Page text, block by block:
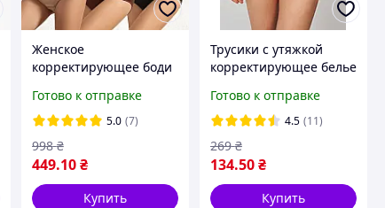
Женское
корректирующее боди
скульптурирующее на
тонких бретельках ХS -
3XL утягивающее белье
Готово к отправке
5.0 (7)
449.10 ₴
998 ₴
Купить
Трусики с утяжкой
корректирующее белье
трусы с широким
поясом высокая
посадка бразилианы
Черные M
Готово к отправке
4.5 (11)
134.50₴
269 ₴
Купить